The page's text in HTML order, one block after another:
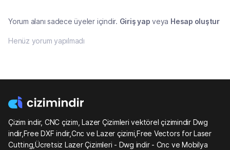
Yorum alanı sadece üyeler içindir. Giriş yap veya Hesap oluştur
Henüz yorum yapılmadı
Çizim indir, CNC çizim, Lazer Çizimleri vektörel çizimindir Dwg
indir,Free DXF indir,Cnc ve Lazer çizimi,Free Vectors for Laser
Cutting,Ücretsiz Lazer Çizimleri - Dwg indir - Cnc ve Mobilya